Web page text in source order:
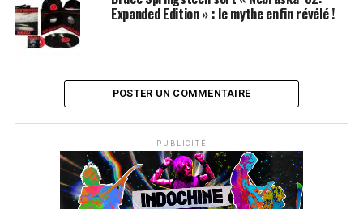
Expanded Edition » : le mythe enfin révélé !
POSTER UN COMMENTAIRE
PUBLICITÉ